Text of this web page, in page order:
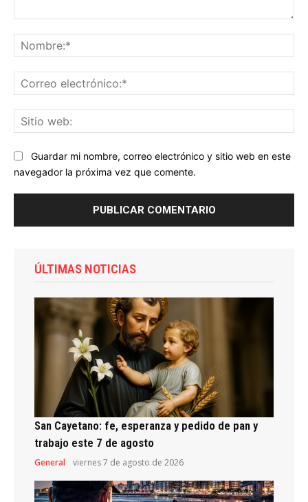
Guardar mi nombre, correo electrónico y sitio web en este
navegador la próxima vez que comente.
ÚLTIMAS NOTICIAS
San Cayetano: fe, esperanza y pedido de pan y
trabajo este 7 de agosto
General viernes 7 de agosto de 2026